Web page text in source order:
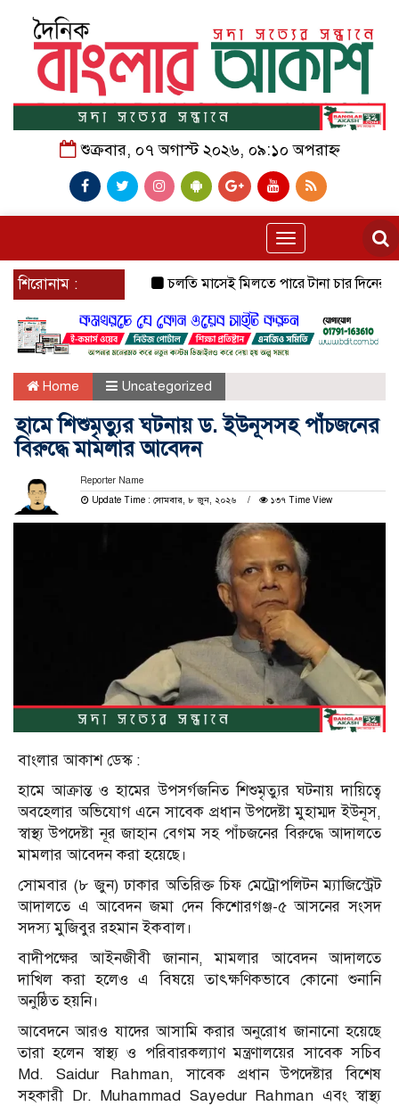
শুক্রবার, ০৭ অগাস্ট ২০২৬, ০৯:১০ অপরাহ্ন
Toggle
navigation
শিরোনাম : চলতি মাসেই মিলতে পারে টানা চার দিনের
Home Uncategorized
হামে শিশুমৃত্যুর ঘটনায় ড. ইউনূসসহ পাঁচজনের
বিরুদ্ধে মামলার আবেদন
Reporter Name
Update Time : সোমবার, ৮ জুন, ২০২৬
১৩৭ Time View
বাংলার আকাশ ডেস্ক :
হামে আক্রান্ত ও হামের উপসর্গজনিত শিশুমৃত্যুর ঘটনায় দায়িত্বে
অবহেলার অভিযোগ এনে সাবেক প্রধান উপদেষ্টা মুহাম্মদ ইউনূস,
স্বাস্থ্য উপদেষ্টা নূর জাহান বেগম সহ পাঁচজনের বিরুদ্ধে আদালতে
মামলার আবেদন করা হয়েছে।
সোমবার (৮ জুন) ঢাকার অতিরিক্ত চিফ মেট্রোপলিটন ম্যাজিস্ট্রেট
আদালতে এ আবেদন জমা দেন কিশোরগঞ্জ-৫ আসনের সংসদ
সদস্য মুজিবুর রহমান ইকবাল।
বাদীপক্ষের আইনজীবী জানান, মামলার আবেদন আদালতে
দাখিল করা হলেও এ বিষয়ে তাৎক্ষণিকভাবে কোনো শুনানি
অনুষ্ঠিত হয়নি।
আবেদনে আরও যাদের আসামি করার অনুরোধ জানানো হয়েছে
তারা হলেন স্বাস্থ্য ও পরিবারকল্যাণ মন্ত্রণালয়ের সাবেক সচিব
Md. Saidur Rahman, সাবেক প্রধান উপদেষ্টার বিশেষ
সহকারী Dr. Muhammad Sayedur Rahman এবং স্বাস্থ্য